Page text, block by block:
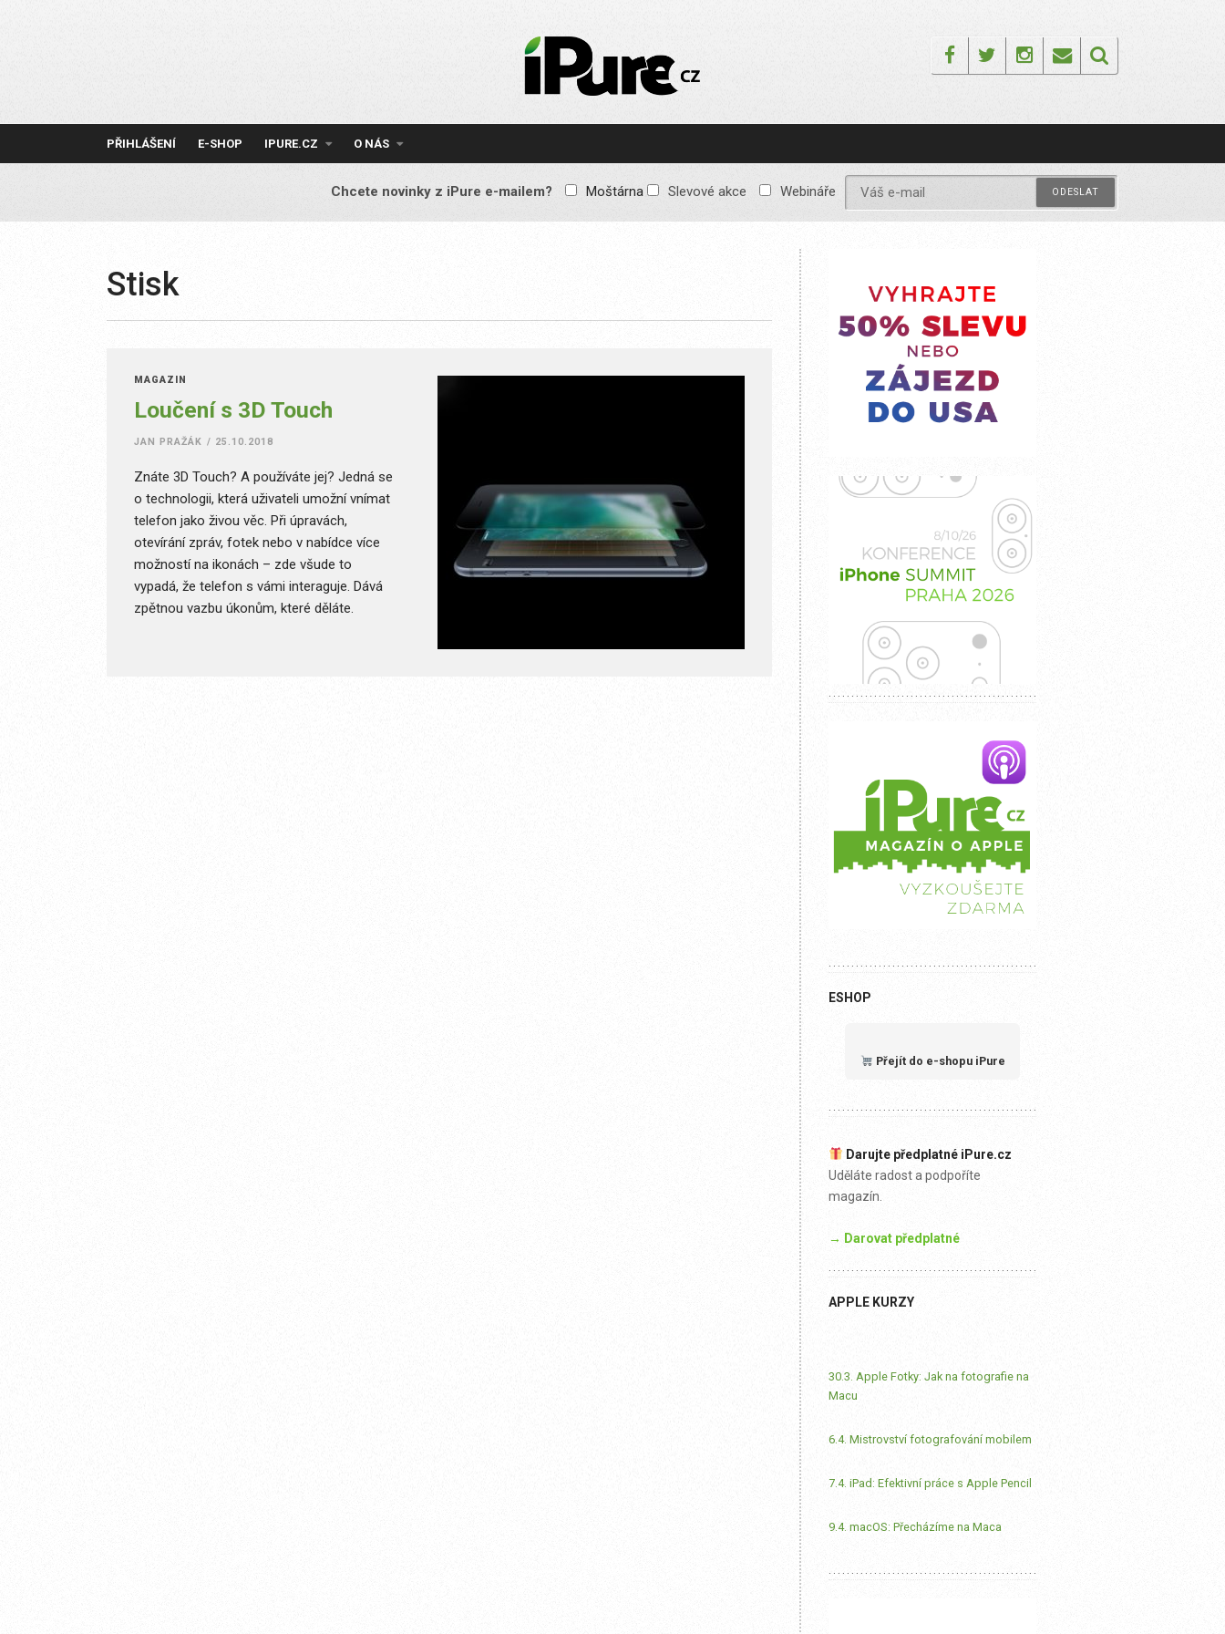
IPURE.CZ
Prémiový Apple e-
reklamy, žádné
obsah pro všechny
FacebookTwitterInstagram
Email
PŘIHLÁŠENÍ E-SHOP IPURE.CZ O NÁS
Chcete novinky z iPure e-mailem? Moštárna Slevové akce Webináře
Stisk
MAGAZÍN
Loučení s 3D Touch
JAN PRAŽÁK / 25.10.2018
Znáte 3D Touch? A používáte jej? Jedná se
o technologii, která uživateli umožní vnímat
telefon jako živou věc. Při úpravách,
otevírání zpráv, fotek nebo v nabídce více
možností na ikonách – zde všude to
vypadá, že telefon s vámi interaguje. Dává
zpětnou vazbu úkonům, které děláte.
ESHOP
Přejít do e-shopu iPure
Darujte předplatné iPure.cz
Uděláte radost a podpoříte
magazín.
→ Darovat předplatné
APPLE KURZY
30.3. Apple Fotky: Jak na fotografie na
Macu
6.4. Mistrovství fotografování mobilem
7.4. iPad: Efektivní práce s Apple Pencil
9.4. macOS: Přecházíme na Maca